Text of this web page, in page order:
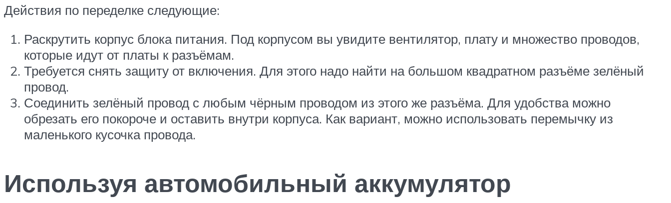
Действия по переделке следующие:
Раскрутить корпус блока питания. Под корпусом вы увидите вентилятор, плату и множество проводов,
которые идут от платы к разъёмам.
Требуется снять защиту от включения. Для этого надо найти на большом квадратном разъёме зелёный
провод.
Соединить зелёный провод с любым чёрным проводом из этого же разъёма. Для удобства можно
обрезать его покороче и оставить внутри корпуса. Как вариант, можно использовать перемычку из
маленького кусочка провода.
Используя автомобильный аккумулятор